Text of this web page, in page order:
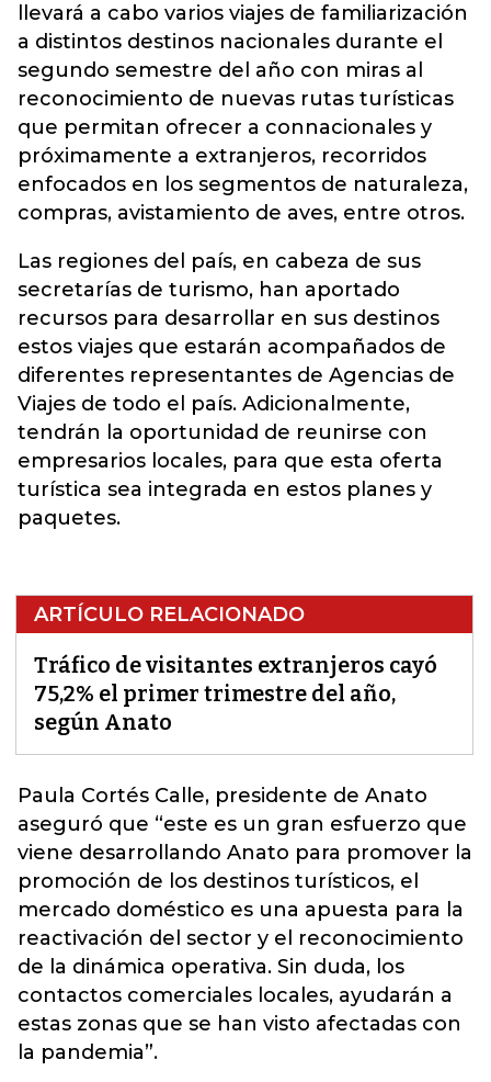
llevará a cabo varios viajes de familiarización
a distintos destinos nacionales durante el
segundo semestre del año con miras al
reconocimiento de nuevas rutas turísticas
que permitan ofrecer a connacionales y
próximamente a extranjeros, recorridos
enfocados en los segmentos de naturaleza,
compras, avistamiento de aves, entre otros.
Las regiones del país, en cabeza de sus
secretarías de turismo, han aportado
recursos para desarrollar en sus destinos
estos viajes que estarán acompañados de
diferentes representantes de Agencias de
Viajes de todo el país. Adicionalmente,
tendrán la oportunidad de reunirse con
empresarios locales, para que esta oferta
turística sea integrada en estos planes y
paquetes.
ARTÍCULO RELACIONADO
Tráfico de visitantes extranjeros cayó
75,2% el primer trimestre del año,
según Anato
Paula Cortés Calle, presidente de Anato
aseguró que “este es un gran esfuerzo que
viene desarrollando Anato para promover la
promoción de los destinos turísticos, el
mercado doméstico es una apuesta para la
reactivación del sector y el reconocimiento
de la dinámica operativa. Sin duda, los
contactos comerciales locales, ayudarán a
estas zonas que se han visto afectadas con
la pandemia”.